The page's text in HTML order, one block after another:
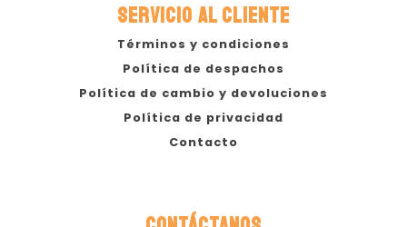
SERVICIO AL CLIENTE
Términos y condiciones
Política de despachos
Política de cambio y devoluciones
Política de privacidad
Contacto